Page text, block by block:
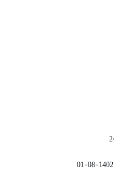
1402-08-01